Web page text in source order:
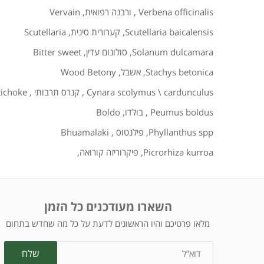
Verbena officinalis
, ורבנה רפואית,
Vervain
Scutellaria baicalensis
, קערורית סינית,
Scutellaria
Solanum dulcamara
, סולונום עדין,
Bitter sweet
Stachys betonica
, אשבל,
Wood Betony
Cynara scolymus \ cardunculus
, קנרס תרבותי ,
Peumus boldus
, בולדו,
Boldo
Phyllanthus spp
, פילנטוס ,
Bhuamalaki
Picrorhiza kurroa
, פיקרוריזה קורואה,
השארו מעודכנים כל הזמן
מלאו פרטיכם והיו הראשונים לדעת על כל מה שחדש בתחום